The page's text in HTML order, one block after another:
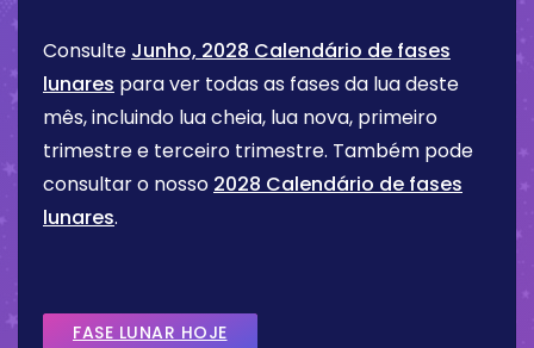
Consulte Junho, 2028 Calendário de fases
lunares para ver todas as fases da lua deste
mês, incluindo lua cheia, lua nova, primeiro
trimestre e terceiro trimestre. Também pode
consultar o nosso 2028 Calendário de fases
lunares.
FASE LUNAR HOJE